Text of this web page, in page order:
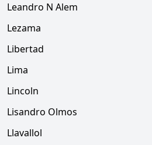
Leandro N Alem
Lezama
Libertad
Lima
Lincoln
Lisandro Olmos
Llavallol